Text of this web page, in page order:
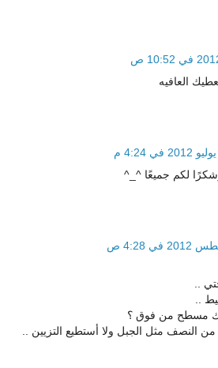
العافيه
لكم جميعًا ^_^
..
..
مسطح من فوق ؟
من النصف مثل الجبل ولا أستطيع التزيين ..